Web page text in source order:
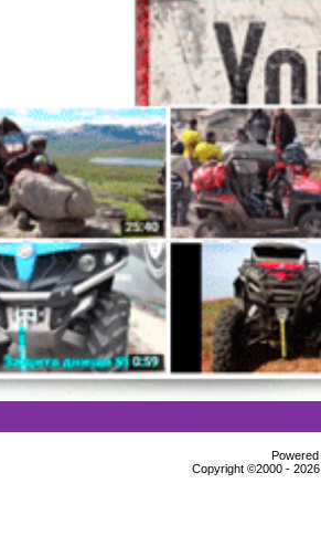
Copyright ©2000 -